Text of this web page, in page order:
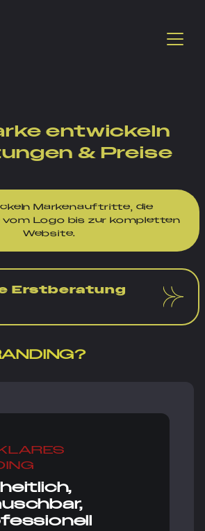
entwickeln
& Preise
Markenauftritte, die
vom Logo bis zur kompletten
Website.
Erstberatung